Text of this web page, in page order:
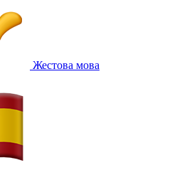
Жестова мова